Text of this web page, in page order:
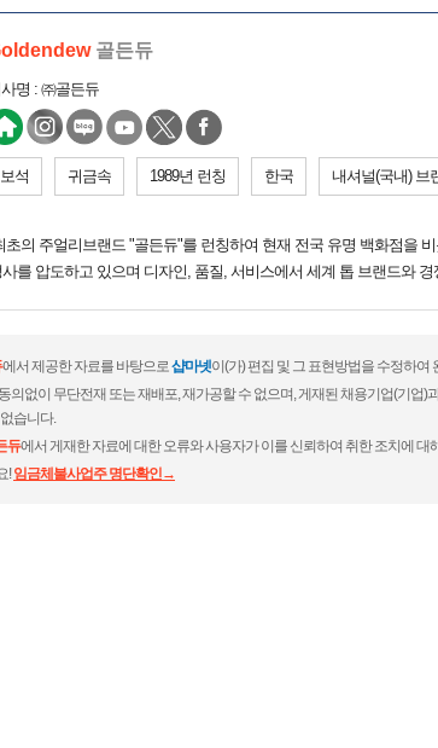
골든듀
명 : ㈜골든듀
보석 귀금속 1989년 런칭 한국 내셔널(국내) 브
의 주얼리브랜드 "골든듀"를 런칭하여 현재 전국 유명 백화점을
를 압도하고 있으며 디자인, 품질, 서비스에서 세계 톱 브랜드와
에서 제공한 자료를 바탕으로샵마넷이(가) 편집 및 그 표현방법을 수정하여
의없이 무단전재 또는 재배포, 재가공할 수 없으며, 게재된 채용기업(기업)
습니다.
듀에서 게재한 자료에 대한 오류와 사용자가 이를 신뢰하여 취한 조치에 대
!임금체불사업주 명단확인→